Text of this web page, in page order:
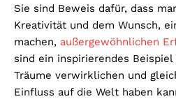
Sie sind Beweis dafür, dass
Kreativität und dem Wunsch,
machen, außergewöhnlichen
sind ein inspirierendes
Träume verwirklichen und
Einfluss auf die Welt haben